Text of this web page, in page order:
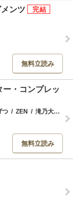
ンツ
無料立読み
・コンプレッ
つ / ZEN / 滝乃大祐
無料立読み